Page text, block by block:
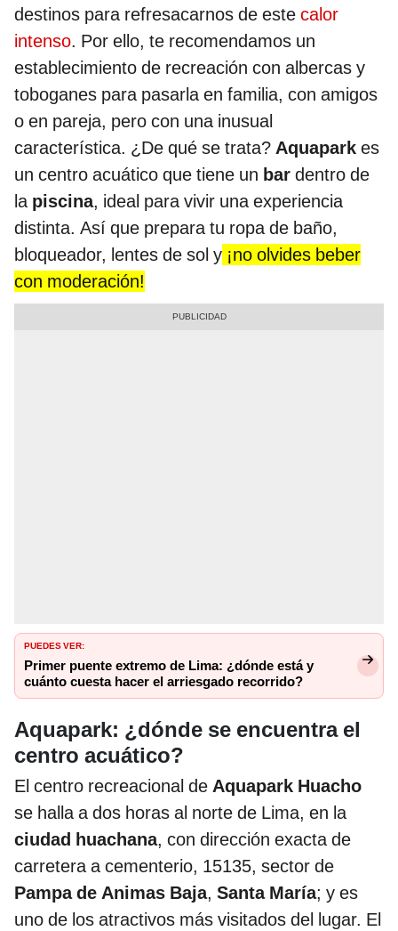
destinos para refresacarnos de este calor
intenso. Por ello, te recomendamos un
establecimiento de recreación con albercas y
toboganes para pasarla en familia, con amigos
o en pareja, pero con una inusual
característica. ¿De qué se trata? Aquapark es
un centro acuático que tiene un bar dentro de
la piscina, ideal para vivir una experiencia
distinta. Así que prepara tu ropa de baño,
bloqueador, lentes de sol y ¡no olvides beber
con moderación!
PUEDES VER:
Primer puente extremo de Lima: ¿dónde está y
cuánto cuesta hacer el arriesgado recorrido?
Aquapark: ¿dónde se encuentra el
centro acuático?
El centro recreacional de Aquapark Huacho
se halla a dos horas al norte de Lima, en la
ciudad huachana, con dirección exacta de
carretera a cementerio, 15135, sector de
Pampa de Animas Baja, Santa María; y es
uno de los atractivos más visitados del lugar. El